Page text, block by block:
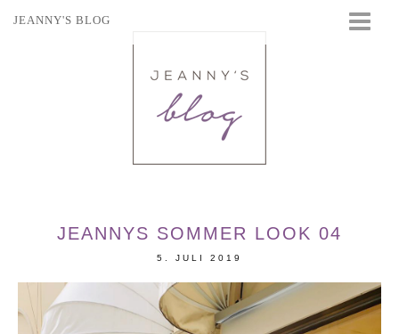
JEANNY'S BLOG
JEANNYS SOMMER LOOK 04
5. JULI 2019